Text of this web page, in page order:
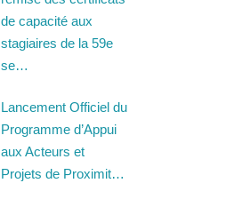
de capacité aux
stagiaires de la 59e
se…
Lancement Officiel du
Programme d’Appui
aux Acteurs et
Projets de Proximit…